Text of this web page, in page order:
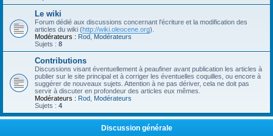
Le wiki
Forum dédié aux discussions concernant l'écriture et la modification des
articles du wiki (http://wiki.oleocene.org).
Modérateurs : Rod Modérateurs
Sujets : 8
Contributions
Discussions visant éventuellement à peaufiner avant publication les articles à
publier sur le site principal et à corriger les éventuelles coquilles, ou encore à
suggérer de nouveaux sujets. Attention à ne pas dériver, cela ne doit pas
servir à discuter en profondeur des articles eux mêmes.
Modérateurs : Rod Modérateurs
Sujets : 4
Discussion générale